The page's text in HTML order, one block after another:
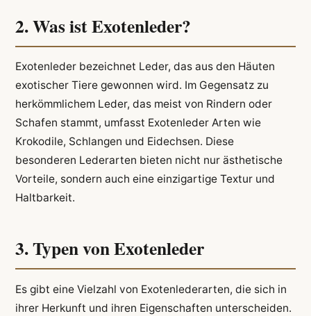
2. Was ist Exotenleder?
Exotenleder bezeichnet Leder, das aus den Häuten
exotischer Tiere gewonnen wird. Im Gegensatz zu
herkömmlichem Leder, das meist von Rindern oder
Schafen stammt, umfasst Exotenleder Arten wie
Krokodile, Schlangen und Eidechsen. Diese
besonderen Lederarten bieten nicht nur ästhetische
Vorteile, sondern auch eine einzigartige Textur und
Haltbarkeit.
3. Typen von Exotenleder
Es gibt eine Vielzahl von Exotenlederarten, die sich in
ihrer Herkunft und ihren Eigenschaften unterscheiden.